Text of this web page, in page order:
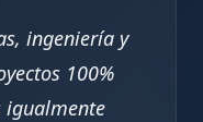
ingeniería y
100%
igualmente